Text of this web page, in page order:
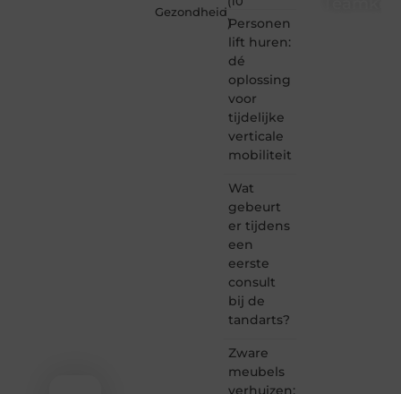
Gezondheid
)Personen
lift huren:
dé
oplossing
voor
tijdelijke
verticale
mobiliteit
Wat
gebeurt
er tijdens
een
eerste
consult
bij de
tandarts?
Zware
meubels
verhuizen: